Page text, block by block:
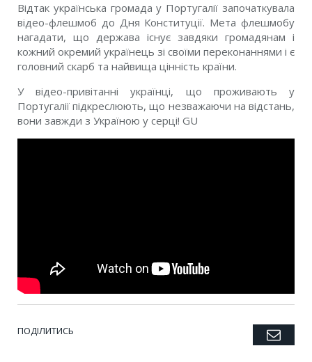
Відтак українська громада у Португалії започаткувала
відео-флешмоб до Дня Конституції. Мета флешмобу
нагадати, що держава існує завдяки громадянам і
кожний окремий українець зі своїми переконаннями і є
головний скарб та найвища цінність країни.
У відео-привітанні українці, що проживають у
Португалії підкреслюють, що незважаючи на відстань,
вони завжди з Україною у серці! GU
ПОДІЛИТИСЬ Twitter
Facebook
Google+
Pinterest
LinkedIn
Tumblr